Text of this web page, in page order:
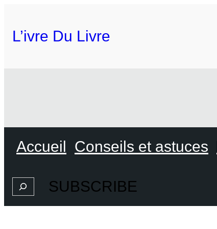
L’ivre Du Livre
Accueil Conseils et astuces
SearchSUBSCRIBE